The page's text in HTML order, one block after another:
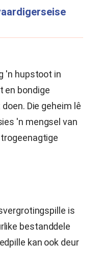
'n hupstoot in
en bondige
Die geheim lê
'n mengsel van
is
bestanddele
kan ook deur